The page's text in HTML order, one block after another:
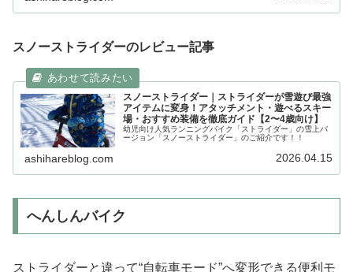
スノーストライダーのレビュー記事
スノーストライダー｜ストライダーが雪遊び最強
アイテムに変身！アタッチメント・遊べるスキー
場・おすすめ装備を徹底ガイド【2〜4歳向け】
幼児向け人気ランニングバイク「ストライダー」の雪上バ
ージョン「スノーストライダー」のご紹介です！！
ashihareblog.com 2026.04.15
へんしんバイク
ストライダーと違って“自転車モード”へ変形できる便利モ